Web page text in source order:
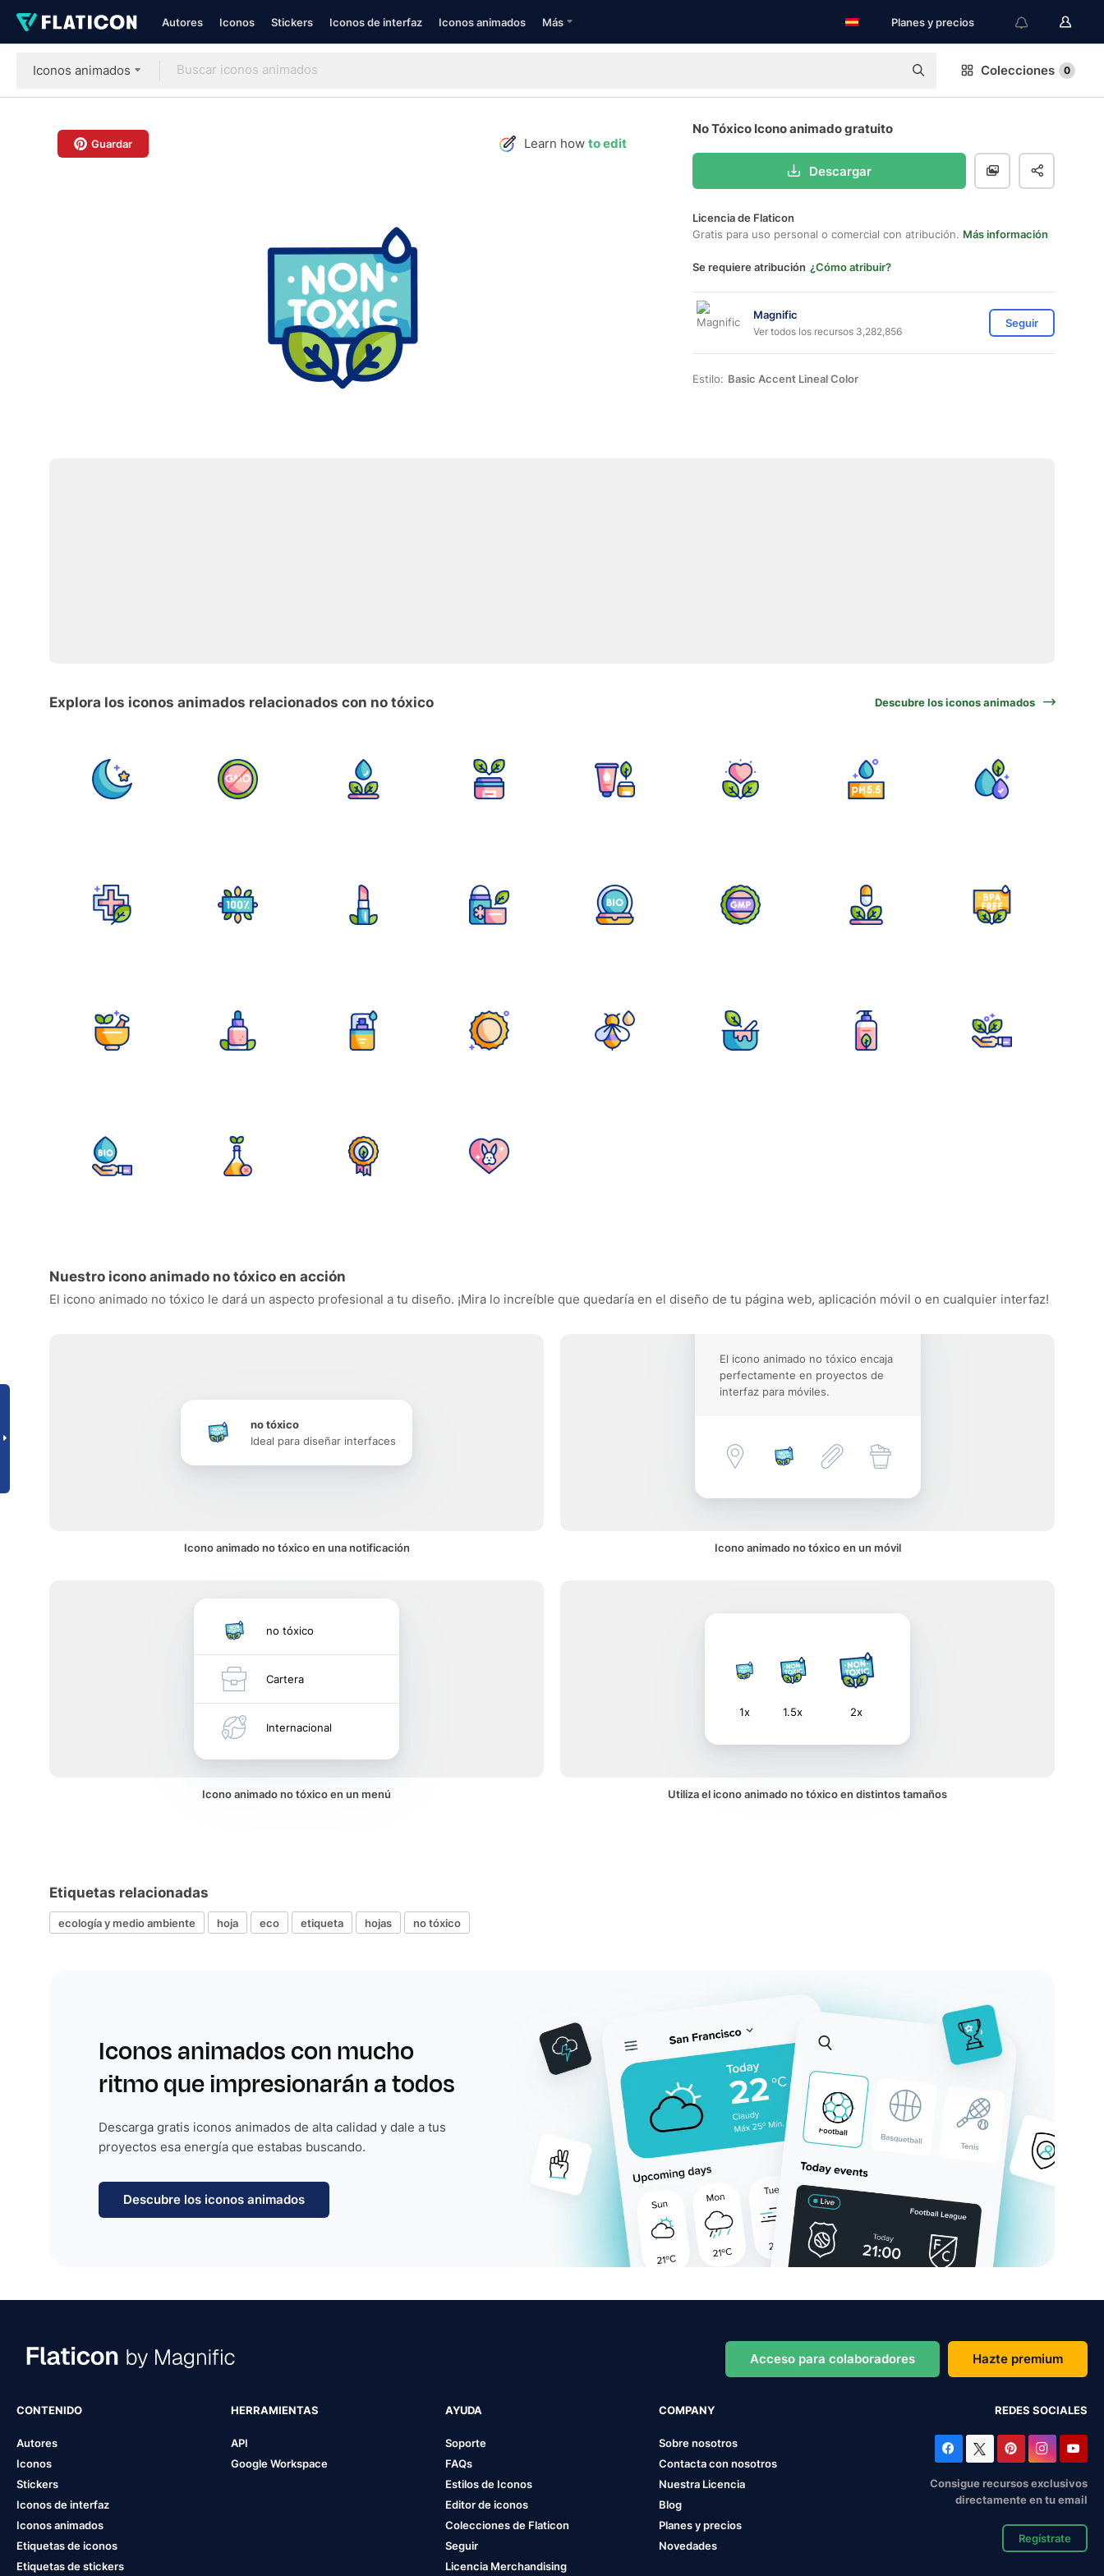
Autores Iconos Stickers Iconos de interfaz Iconos animados Más Planes y precios
Iconos animados Colecciones 0
Guardar Learn how to edit
No Tóxico Icono animado gratuito
Descargar
Licencia de Flaticon
Gratis para uso personal o comercial con atribución. Más información
Se requiere atribución ¿Cómo atribuir?
Magnific
Ver todos los recursos 3,282,856
Seguir
Estilo: Basic Accent Lineal Color
Explora los iconos animados relacionados con no tóxico Descubre los iconos animados
Nuestro icono animado no tóxico en acción
El icono animado no tóxico le dará un aspecto profesional a tu diseño. ¡Mira lo increíble que quedaría en el diseño de tu página web, aplicación móvil o en cualquier interfaz!
no tóxico
Ideal para diseñar interfaces
Icono animado no tóxico en una notificación
El icono animado no tóxico encaja
perfectamente en proyectos de
interfaz para móviles.
Icono animado no tóxico en un móvil
no tóxico
Cartera
Internacional
Icono animado no tóxico en un menú
1x 1.5x 2x
Utiliza el icono animado no tóxico en distintos tamaños
Etiquetas relacionadas
ecología y medio ambiente hoja eco etiqueta hojas no tóxico
Iconos animados con mucho
ritmo que impresionarán a todos
Descarga gratis iconos animados de alta calidad y dale a tus
proyectos esa energía que estabas buscando.
Descubre los iconos animados
Acceso para colaboradores Hazte premium
CONTENIDO
Autores
Iconos
Stickers
Iconos de interfaz
Iconos animados
Etiquetas de iconos
Etiquetas de stickers
HERRAMIENTAS
API
Google Workspace
AYUDA
Soporte
FAQs
Estilos de Iconos
Editor de iconos
Colecciones de Flaticon
Seguir
Licencia Merchandising
COMPANY
Sobre nosotros
Contacta con nosotros
Nuestra Licencia
Blog
Planes y precios
Novedades
REDES SOCIALES
Consigue recursos exclusivos
directamente en tu email
Regístrate